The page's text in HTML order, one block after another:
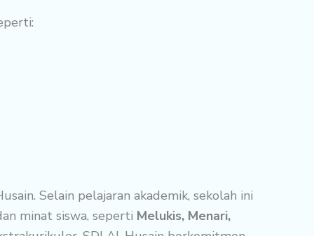
Selain pelajaran akademik, sekolah ini
minat siswa, seperti Melukis, Menari,